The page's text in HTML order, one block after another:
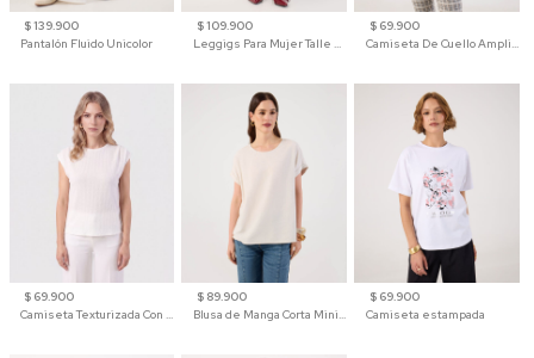
$ 139.900
Pantalón Fluido Unicolor
$ 109.900
Leggigs Para Mujer Talle Alto Liso
$ 69.900
Camiseta De Cuello Amplio Y Manga 3/4 Para Mujer
$ 69.900
Camiseta Texturizada Con Hombro Caído Para Mujer
$ 89.900
Blusa de Manga Corta Minimalista para Mujer
$ 69.900
Camiseta estampada